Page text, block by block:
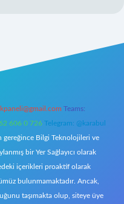
Teams:
606 0 726 Telegram: @karabul
gereğince Bilgi Teknolojileri ve
bir Yer Sağlayıcı olarak
içerikleri proaktif olarak
bulunmamaktadır. Ancak,
taşımakta olup, siteye üye